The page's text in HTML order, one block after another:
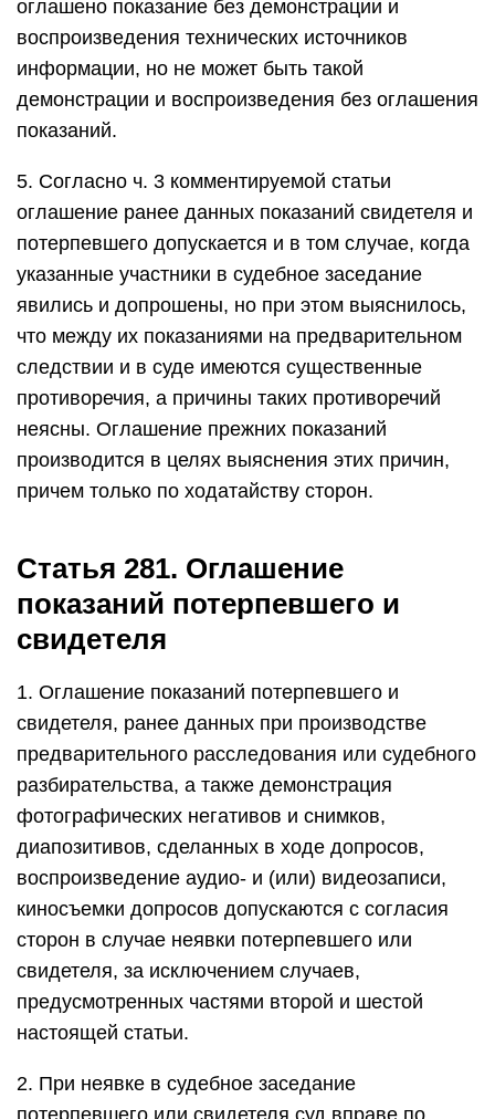
оглашено показание без демонстрации и
воспроизведения технических источников
информации, но не может быть такой
демонстрации и воспроизведения без оглашения
показаний.
5. Согласно ч. 3 комментируемой статьи
оглашение ранее данных показаний свидетеля и
потерпевшего допускается и в том случае, когда
указанные участники в судебное заседание
явились и допрошены, но при этом выяснилось,
что между их показаниями на предварительном
следствии и в суде имеются существенные
противоречия, а причины таких противоречий
неясны. Оглашение прежних показаний
производится в целях выяснения этих причин,
причем только по ходатайству сторон.
Статья 281. Оглашение
показаний потерпевшего и
свидетеля
1. Оглашение показаний потерпевшего и
свидетеля, ранее данных при производстве
предварительного расследования или судебного
разбирательства, а также демонстрация
фотографических негативов и снимков,
диапозитивов, сделанных в ходе допросов,
воспроизведение аудио- и (или) видеозаписи,
киносъемки допросов допускаются с согласия
сторон в случае неявки потерпевшего или
свидетеля, за исключением случаев,
предусмотренных частями второй и шестой
настоящей статьи.
2. При неявке в судебное заседание
потерпевшего или свидетеля суд вправе по